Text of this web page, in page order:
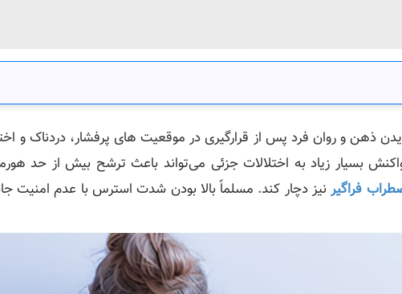
ذهن و روان فرد پس از قرارگیری در موقعیت‌ های پرفشار، دردناک و
بسیار زیاد به اختلالات جزئی می‌تواند باعث ترشح بیش از حد
فراگیرنیز دچار کند. مسلماً بالا بودن شدت استرس با عدم امنیت